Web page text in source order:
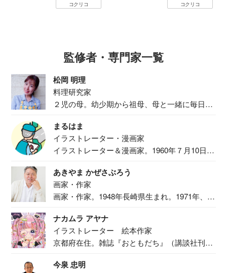
コクリコ コクリコ
監修者・専門家一覧
松岡 明理
料理研究家
２児の母。幼少期から祖母、母と一緒に毎日の
まるはま
イラストレーター・漫画家
イラストレーター＆漫画家。1960年７月10日生
あきやま かぜさぶろう
画家・作家
画家・作家。1948年長崎県生まれ。1971年、
ナカムラ アヤナ
イラストレーター 絵本作家
京都府在住。雑誌『おともだち』（講談社刊）
今泉 忠明